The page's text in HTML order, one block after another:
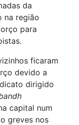
da
na região
para
ficaram
devido a
dirigido
capital num
greves nos